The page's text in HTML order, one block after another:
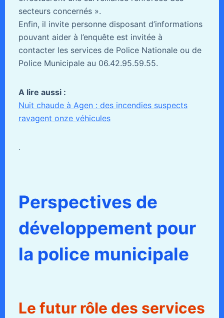
secteurs concernés ».
Enfin, il invite personne disposant d’informations
pouvant aider à l’enquête est invitée à
contacter les services de Police Nationale ou de
Police Municipale au 06.42.95.59.55.
A lire aussi :
Nuit chaude à Agen : des incendies suspects
ravagent onze véhicules
.
Perspectives de
développement pour
la police municipale
Le futur rôle des services